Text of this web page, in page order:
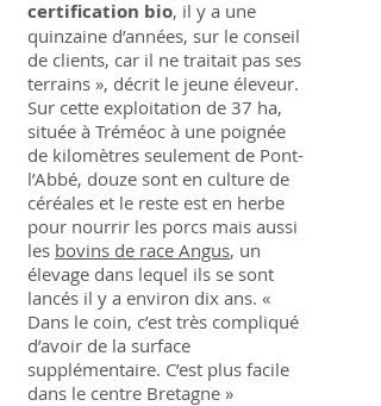
certification bio, il y a une
quinzaine d’années, sur le conseil
de clients, car il ne traitait pas ses
terrains », décrit le jeune éleveur.
Sur cette exploitation de 37 ha,
située à Tréméoc à une poignée
de kilomètres seulement de Pont-
l’Abbé, douze sont en culture de
céréales et le reste est en herbe
pour nourrir les porcs mais aussi
les bovins de race Angus, un
élevage dans lequel ils se sont
lancés il y a environ dix ans. «
Dans le coin, c’est très compliqué
d’avoir de la surface
supplémentaire. C’est plus facile
dans le centre Bretagne »